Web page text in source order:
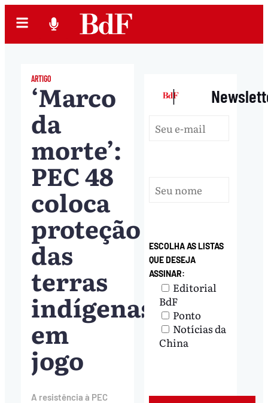
ARTIGO
‘Marco
da
morte’:
PEC 48
coloca
proteção
das
terras
indígenas
em
jogo
A resistência à PEC
|
ESCOLHA AS LISTAS
QUE DESEJA
ASSINAR:
Editorial
BdF
Ponto
Notícias da
China